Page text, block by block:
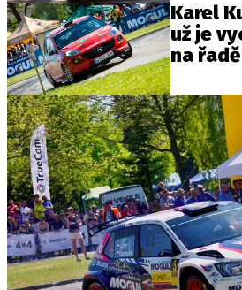
Karel
už je
na